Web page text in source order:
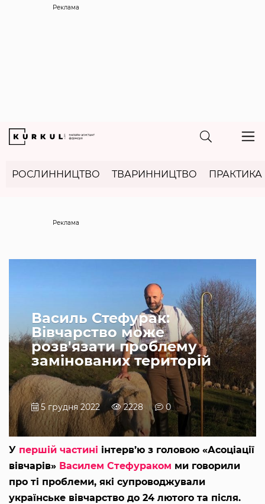
Реклама
РОСЛИННИЦТВО ТВАРИННИЦТВО ПРАКТИКА
Василь Стефурак:
Вівчарство може
розв'язати проблему
замінованих територій
5 грудня 2022 2228 0
У першій частині інтерв’ю з головою «Асоціації
вівчарів» Василем Стефураком ми говорили
про ті проблеми, які супроводжували
українське вівчарство до 24 лютого та після.
Реклама